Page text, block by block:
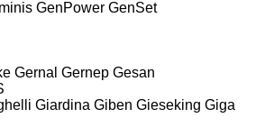
GenPower GenSet
Gernal Gernep Gesan
Giardina Giben Gieseking Giga